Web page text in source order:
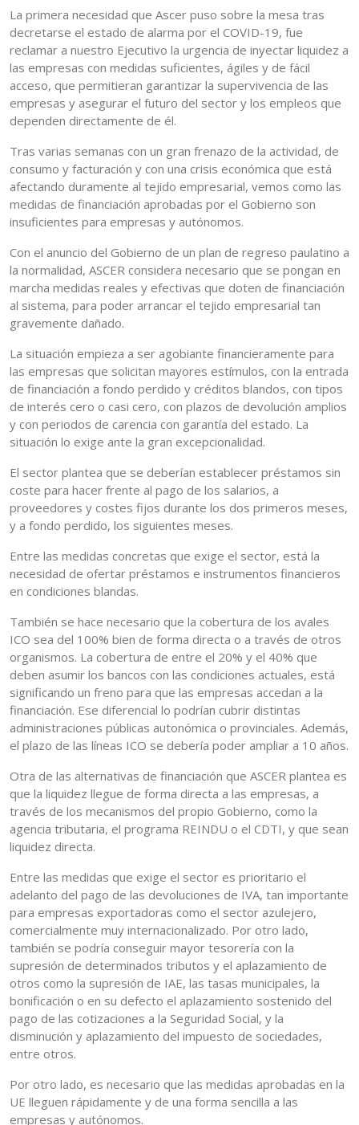
La primera necesidad que Ascer puso sobre la mesa tras
decretarse el estado de alarma por el COVID-19, fue
reclamar a nuestro Ejecutivo la urgencia de inyectar liquidez a
las empresas con medidas suficientes, ágiles y de fácil
acceso, que permitieran garantizar la supervivencia de las
empresas y asegurar el futuro del sector y los empleos que
dependen directamente de él.
Tras varias semanas con un gran frenazo de la actividad, de
consumo y facturación y con una crisis económica que está
afectando duramente al tejido empresarial, vemos como las
medidas de financiación aprobadas por el Gobierno son
insuficientes para empresas y autónomos.
Con el anuncio del Gobierno de un plan de regreso paulatino a
la normalidad, ASCER considera necesario que se pongan en
marcha medidas reales y efectivas que doten de financiación
al sistema, para poder arrancar el tejido empresarial tan
gravemente dañado.
La situación empieza a ser agobiante financieramente para
las empresas que solicitan mayores estímulos, con la entrada
de financiación a fondo perdido y créditos blandos, con tipos
de interés cero o casi cero, con plazos de devolución amplios
y con periodos de carencia con garantía del estado. La
situación lo exige ante la gran excepcionalidad.
El sector plantea que se deberían establecer préstamos sin
coste para hacer frente al pago de los salarios, a
proveedores y costes fijos durante los dos primeros meses,
y a fondo perdido, los siguientes meses.
Entre las medidas concretas que exige el sector, está la
necesidad de ofertar préstamos e instrumentos financieros
en condiciones blandas.
También se hace necesario que la cobertura de los avales
ICO sea del 100% bien de forma directa o a través de otros
organismos. La cobertura de entre el 20% y el 40% que
deben asumir los bancos con las condiciones actuales, está
significando un freno para que las empresas accedan a la
financiación. Ese diferencial lo podrían cubrir distintas
administraciones públicas autonómica o provinciales. Además,
el plazo de las líneas ICO se debería poder ampliar a 10 años.
Otra de las alternativas de financiación que ASCER plantea es
que la liquidez llegue de forma directa a las empresas, a
través de los mecanismos del propio Gobierno, como la
agencia tributaria, el programa REINDU o el CDTI, y que sean
liquidez directa.
Entre las medidas que exige el sector es prioritario el
adelanto del pago de las devoluciones de IVA, tan importante
para empresas exportadoras como el sector azulejero,
comercialmente muy internacionalizado. Por otro lado,
también se podría conseguir mayor tesorería con la
supresión de determinados tributos y el aplazamiento de
otros como la supresión de IAE, las tasas municipales, la
bonificación o en su defecto el aplazamiento sostenido del
pago de las cotizaciones a la Seguridad Social, y la
disminución y aplazamiento del impuesto de sociedades,
entre otros.
Por otro lado, es necesario que las medidas aprobadas en la
UE lleguen rápidamente y de una forma sencilla a las
empresas y autónomos.